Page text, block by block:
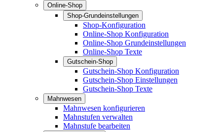
Online-Shop
Shop-Grundeinstellungen
Shop-Konfiguration
Online-Shop Konfiguration
Online-Shop Grundeinstellungen
Online-Shop Texte
Gutschein-Shop
Gutschein-Shop Konfiguration
Gutschein-Shop Einstellungen
Gutschein-Shop Texte
Mahnwesen
Mahnwesen konfigurieren
Mahnstufen verwalten
Mahnstufe bearbeiten